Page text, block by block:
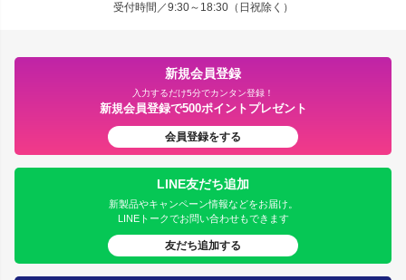
受付時間／9:30～18:30（日祝除く）
新規会員登録
入力するだけ5分でカンタン登録！
新規会員登録で500ポイントプレゼント
会員登録をする
LINE友だち追加
新製品やキャンペーン情報などをお届け。
LINEトークでお問い合わせもできます
友だち追加する